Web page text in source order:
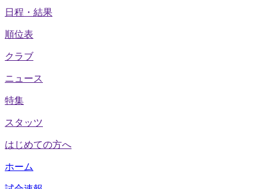
日程・結果
順位表
クラブ
ニュース
特集
スタッツ
はじめての方へ
ホーム